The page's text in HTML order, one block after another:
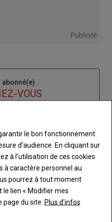
Publicité
abonné(e)
VOUS
compte pour profiter
compte
mot de passe
le bon fonctionnement
d’audience. En cliquant sur
à l’utilisation de ces cookies
à caractère personnel au
pourrez à tout moment
le lien « Modifier mes
du site. Plus d'infos